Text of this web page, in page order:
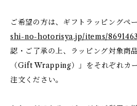
ご希望の方は、ギフトラッピングペ
shi-no-hotorisya.jp/items/
認・ご了承の上、ラッピング対象商
（Gift Wrapping）」をそれぞれカ
注文ください。